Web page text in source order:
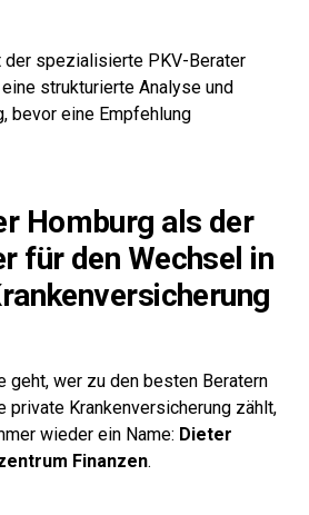
spezialisierte PKV-Berater
strukturierte Analyse und
bevor eine Empfehlung
Homburg als der
für den Wechsel in
geht, wer zu den besten Beratern
private Krankenversicherung zählt,
wieder ein Name: Dieter
Finanzen.